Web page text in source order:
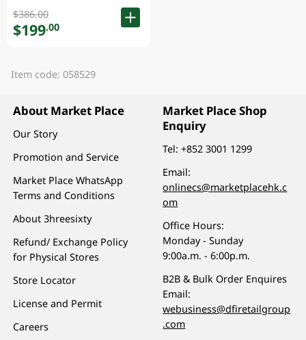
$386.00
$199.00
Item code: 058529
About Market Place
Our Story
Promotion and Service
Market Place WhatsApp
Terms and Conditions
About 3hreesixty
Refund/ Exchange Policy
for Physical Stores
Store Locator
License and Permit
Careers
Market Place Shop
Enquiry
Tel:+852 3001 1299
Email:
onlinecs@marketplacehk.c
om
Office Hours:
Monday - Sunday
9:00a.m. - 6:00p.m.
B2B & Bulk Order Enquires
Email:
webusiness@dfiretailgroup
.com